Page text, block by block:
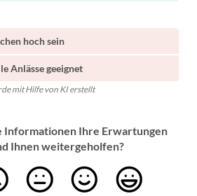
hoch sein
Anlässe geeignet
mit Hilfe von KI erstellt
Informationen Ihre Erwartungen
Ihnen weitergeholfen?